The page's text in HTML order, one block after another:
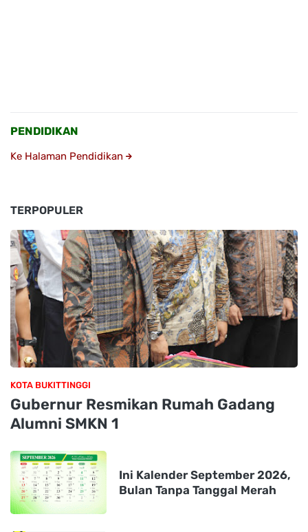
PENDIDIKAN
Ke Halaman Pendidikan
TERPOPULER
KOTA BUKITTINGGI
Gubernur Resmikan Rumah Gadang
Alumni SMKN 1
Ini Kalender September 2026,
Bulan Tanpa Tanggal Merah